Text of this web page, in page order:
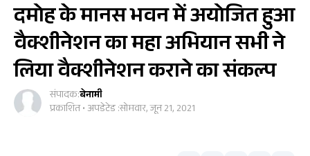
दमोह के मानस भवन में अयोजित हुआ
वैक्शीनेशन का महा अभियान सभी ने
लिया वैक्शीनेशन कराने का संकल्प
संपादक:बेनामी
प्रकाशित • अपडेटेड :सोमवार, जून 21, 2021